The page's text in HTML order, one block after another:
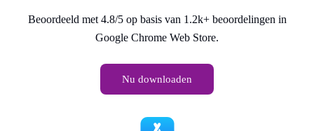
Beoordeeld met 4.8/5 op basis van 1.2k+ beoordelingen in
Google Chrome Web Store.
Nu downloaden